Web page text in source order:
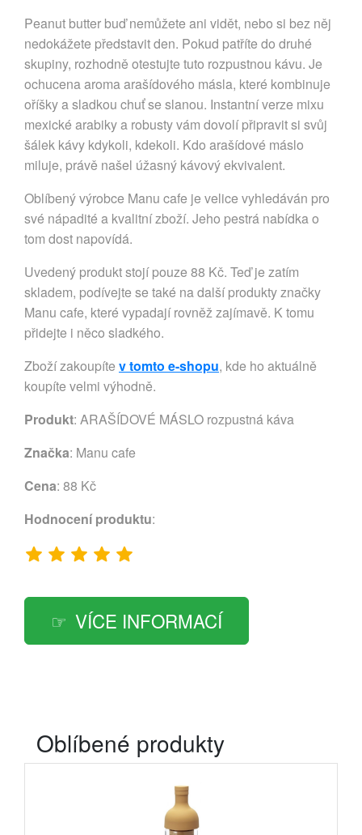
Peanut butter buď nemůžete ani vidět, nebo si bez něj
nedokážete představit den. Pokud patříte do druhé
skupiny, rozhodně otestujte tuto rozpustnou kávu. Je
ochucena aroma arašídového másla, které kombinuje
oříšky a sladkou chuť se slanou. Instantní verze mixu
mexické arabiky a robusty vám dovolí připravit si svůj
šálek kávy kdykoli, kdekoli. Kdo arašídové máslo
miluje, právě našel úžasný kávový ekvivalent.
Oblíbený výrobce Manu cafe je velice vyhledáván pro
své nápadité a kvalitní zboží. Jeho pestrá nabídka o
tom dost napovídá.
Uvedený produkt stojí pouze 88 Kč. Teď je zatím
skladem, podívejte se také na další produkty značky
Manu cafe, které vypadají rovněž zajímavě. K tomu
přidejte i něco sladkého.
Zboží zakoupíte v tomto e-shopu, kde ho aktuálně
koupíte velmi výhodně.
Produkt: ARAŠÍDOVÉ MÁSLO rozpustná káva
Značka: Manu cafe
Cena: 88 Kč
Hodnocení produktu:
VÍCE INFORMACÍ
Oblíbené produkty